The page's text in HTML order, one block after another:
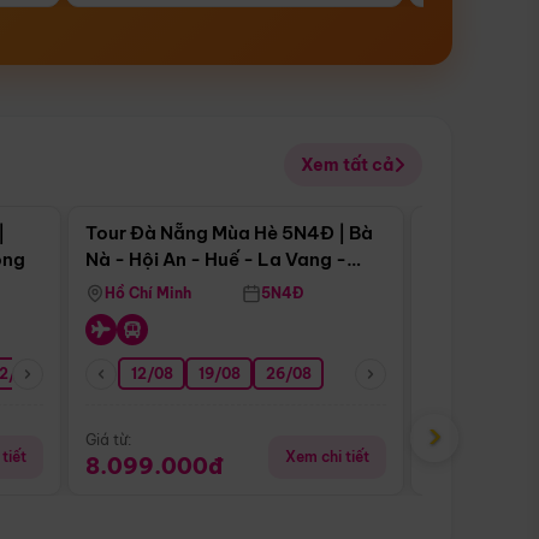
Xem tất cả
08 26/08 05/09 09/09 12/09
tiết
Điểm nổi bật
Tour Đà Nẵng Mùa Hè 5N4Đ | Bà
Nà - Hội An - Huế - La Vang -
Động Thiên Đường
Hồ Chí Minh 5N4Đ
12/08 19/08 26/08
Giá từ:
8.099.000đ Xem chi tiết
Giá từ:
›